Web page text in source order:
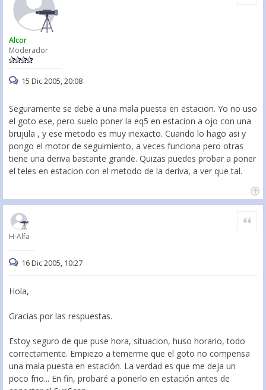
Alcor
Moderador
15 Dic 2005, 20:08
Seguramente se debe a una mala puesta en estacion. Yo no uso
el goto ese, pero suelo poner la eq5 en estacion a ojo con una
brujula , y ese metodo es muy inexacto. Cuando lo hago asi y
pongo el motor de seguimiento, a veces funciona pero otras
tiene una deriva bastante grande. Quizas puedes probar a poner
el teles en estacion con el metodo de la deriva, a ver que tal.
H-Alfa
Citar
16 Dic 2005, 10:27
Hola,
Gracias por las respuestas.
Estoy seguro de que puse hora, situacion, huso horario, todo
correctamente. Empiezo a temerme que el goto no compensa
una mala puesta en estación. La verdad es que me deja un
poco frio... En fin, probaré a ponerlo en estación antes de